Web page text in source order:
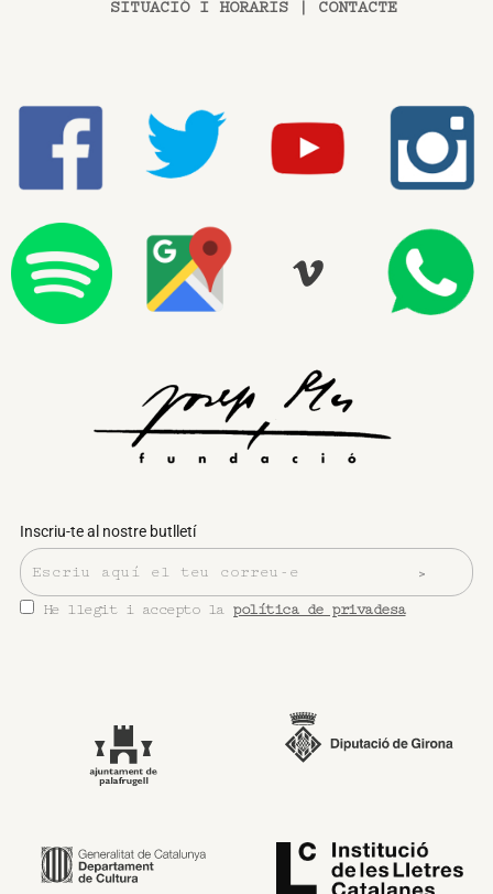
SITUACIÓ I HORARIS CONTACTE
Inscriu-te al nostre butlletí
He llegit i accepto la política de privadesa